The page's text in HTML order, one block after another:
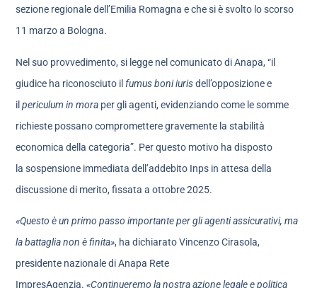
sezione regionale dell’Emilia Romagna e che si è svolto lo scorso
11 marzo a Bologna.
Nel suo provvedimento, si legge nel comunicato di Anapa, “il
giudice ha riconosciuto il fumus boni iurisdell’opposizione e
ilpericulum in mora per gli agenti, evidenziando come le somme
richieste possano compromettere gravemente la stabilità
economica della categoria”. Per questo motivo ha disposto
la sospensione immediata dell’addebito Inps in attesa della
discussione di merito, fissata a ottobre 2025.
«Questo è un primo passo importante per gli agenti assicurativi, ma
la battaglia non è finita», ha dichiarato Vincenzo Cirasola,
presidente nazionale di Anapa Rete
ImpresAgenzia.«Continueremo la nostra azione legale e politica